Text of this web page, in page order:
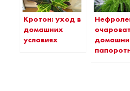
Кротон: уход в
домашних
условиях